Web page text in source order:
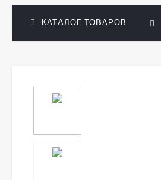
КАТАЛОГ ТОВАРОВ